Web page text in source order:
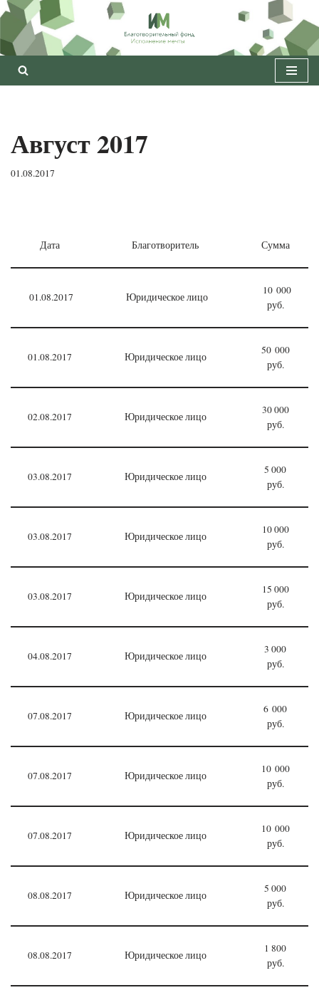
Перейти
к
содержимому
Август 2017
01.08.2017
Дата Благотворитель Сумма
01.08.2017 Юридическое лицо
10 000
руб.
01.08.2017 Юридическое лицо
50 000
руб.
02.08.2017 Юридическое лицо
30 000
руб.
03.08.2017 Юридическое лицо
5 000
руб.
03.08.2017 Юридическое лицо
10 000
руб.
03.08.2017 Юридическое лицо
15 000
руб.
04.08.2017 Юридическое лицо
3 000
руб.
07.08.2017 Юридическое лицо
6 000
руб.
07.08.2017 Юридическое лицо
10 000
руб.
07.08.2017 Юридическое лицо
10 000
руб.
08.08.2017 Юридическое лицо
5 000
руб.
08.08.2017 Юридическое лицо
1 800
руб.